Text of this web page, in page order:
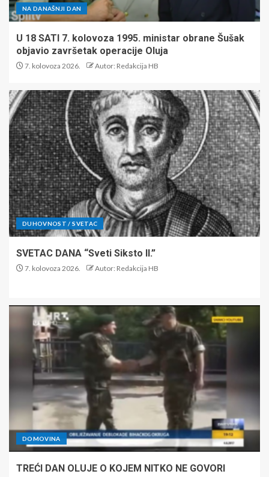
NA DANAŠNJI DAN
U 18 SATI 7. kolovoza 1995. ministar obrane Šušak
objavio završetak operacije Oluja
7. kolovoza 2026. Autor: Redakcija HB
DUHOVNOST / SVETAC
SVETAC DANA “Sveti Siksto II.”
7. kolovoza 2026. Autor: Redakcija HB
DOMOVINA
TREĆI DAN OLUJE O KOJEM NITKO NE GOVORI